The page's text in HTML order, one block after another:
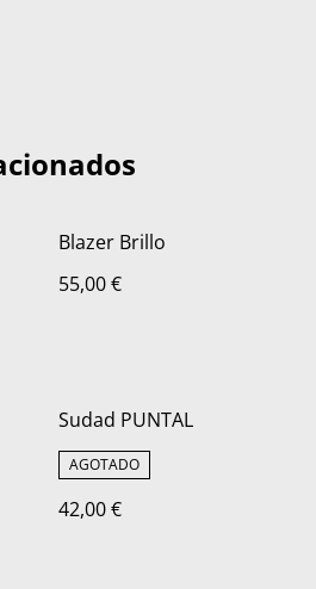
Blazer Brillo
55,00 €
Sudad PUNTAL
AGOTADO
42,00 €